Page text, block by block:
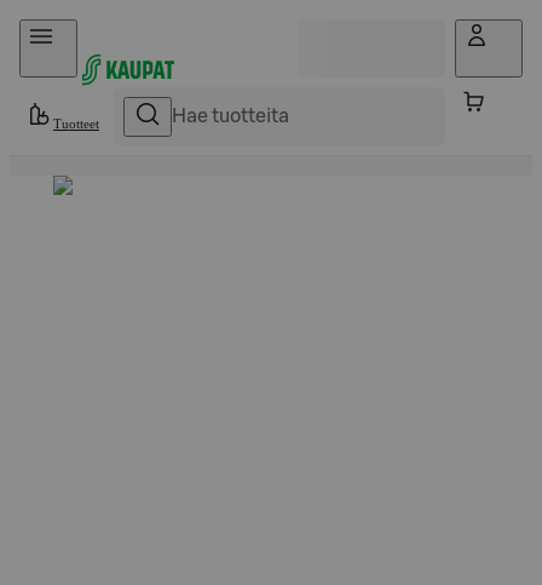
Hyppää sisältöön
Tuotteet